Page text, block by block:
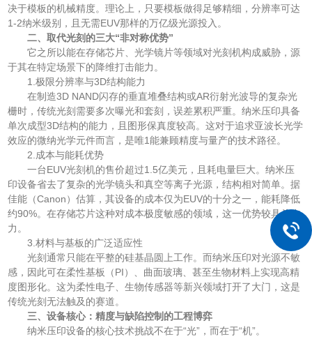
决于模板的机械精度。理论上，只要模板做得足够精细，分辨率可达
1-2纳米级别，且无需EUV那样的万亿级光源投入。
二、取代光刻的三大“非对称优势”
它之所以能在存储芯片、光学镜片等领域对光刻机构成威胁，源
于其在特定场景下的降维打击能力。
1.极限分辨率与3D结构能力
在制造3D NAND闪存的垂直堆叠结构或AR衍射光波导的复杂光
栅时，传统光刻需要多次曝光和套刻，误差累积严重。纳米压印具备
单次成型3D结构的能力，且图形保真度较高。这对于追求亚波长光学
效应的微纳光学元件而言，是唯1能兼顾精度与量产的技术路径。
2.成本与能耗优势
一台EUV光刻机的售价超过1.5亿美元，且耗电量巨大。纳米压
印设备省去了复杂的光学镜头和真空等离子光源，结构相对简单。据
佳能（Canon）估算，其设备的成本仅为EUV的十分之一，能耗降低
约90%。在存储芯片这种对成本极度敏感的领域，这一优势较具杀伤
力。
3.材料与基板的广泛适应性
光刻通常只能在平整的硅基晶圆上工作。而纳米压印对光源不敏
感，因此可在柔性基板（PI）、曲面玻璃、甚至生物材料上实现高精
度图形化。这为柔性电子、生物传感器等新兴领域打开了大门，这是
传统光刻无法触及的赛道。
三、设备核心：精度与缺陷控制的工程博弈
纳米压印设备的核心技术挑战不在于“光”，而在于“机”。